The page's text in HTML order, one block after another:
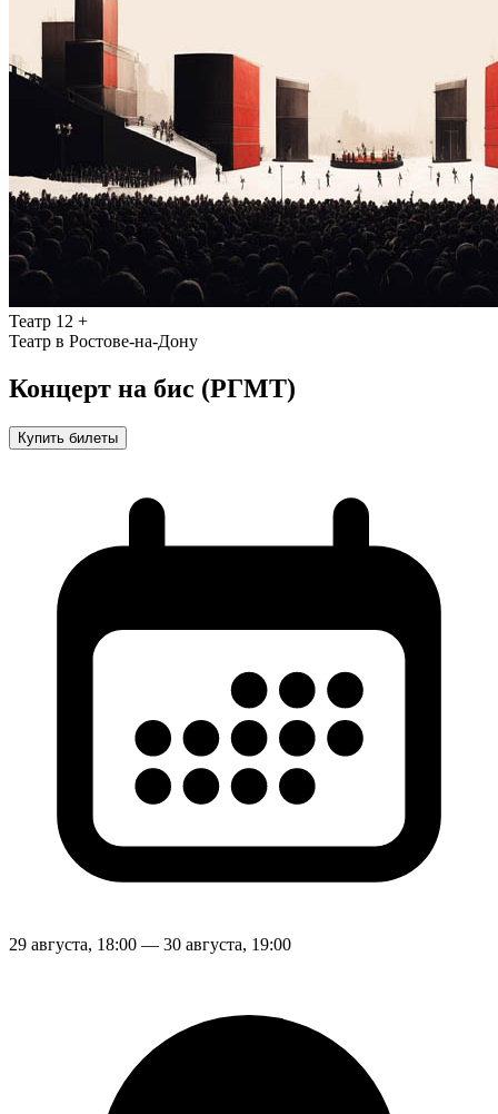
Театр 12 +
Театр в Ростове-на-Дону
Концерт на бис (РГМТ)
Купить билеты
29 августа, 18:00 — 30 августа, 19:00